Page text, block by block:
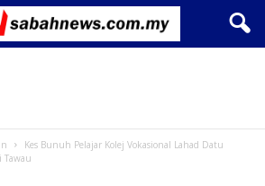
Kes Bunuh Pelajar Kolej Vokasional Lahad Datu
Tawau